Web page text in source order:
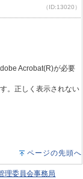
（ID:13020）
Acrobat(R)が必要
。正しく表示されない
ページの先頭へ
理委員会事務局